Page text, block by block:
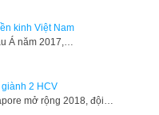
kinh Việt Nam
Á năm 2017,…
2 HCV
mở rộng 2018, đội…